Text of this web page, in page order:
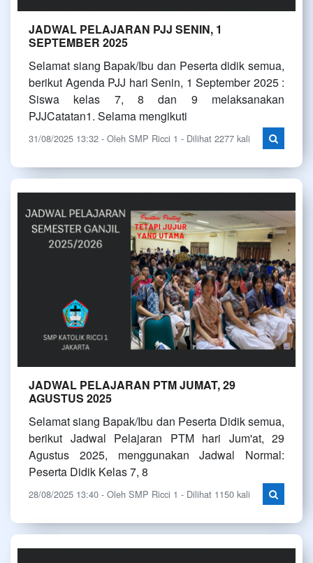
JADWAL PELAJARAN PJJ SENIN, 1
SEPTEMBER 2025
Selamat siang Bapak/Ibu dan Peserta didik semua,
berikut Agenda PJJ hari Senin, 1 September 2025 :
Siswa kelas 7, 8 dan 9 melaksanakan
PJJCatatan1. Selama mengikuti
31/08/2025 13:32 - Oleh SMP Ricci 1 - Dilihat 2277 kali
JADWAL PELAJARAN PTM JUMAT, 29
AGUSTUS 2025
Selamat siang Bapak/Ibu dan Peserta Didik semua,
berikut Jadwal Pelajaran PTM hari Jum'at, 29
Agustus 2025, menggunakan Jadwal Normal:
Peserta Didik Kelas 7, 8
28/08/2025 13:40 - Oleh SMP Ricci 1 - Dilihat 1150 kali